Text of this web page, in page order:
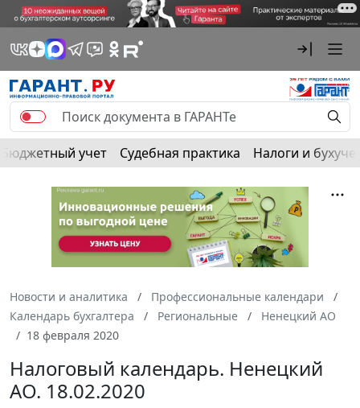
Бюджетный учет Судебная практика Налоги и
Новости и аналитика
Профессиональные календари
Календарь бухгалтера
Региональные
Ненецкий АО
18 февраля 2020
Налоговый календарь. Ненецкий
АО. 18.02.2020